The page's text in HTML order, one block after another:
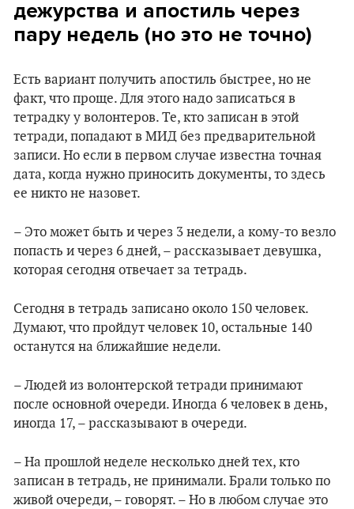
дежурства и апостиль через
пару недель (но это не точно)
Есть вариант получить апостиль быстрее, но не
факт, что проще. Для этого надо записаться в
тетрадку у волонтеров. Те, кто записан в этой
тетради, попадают в МИД без предварительной
записи. Но если в первом случае известна точная
дата, когда нужно приносить документы, то здесь
ее никто не назовет.
– Это может быть и через 3 недели, а кому-то везло
попасть и через 6 дней, – рассказывает девушка,
которая сегодня отвечает за тетрадь.
Сегодня в тетрадь записано около 150 человек.
Думают, что пройдут человек 10, остальные 140
останутся на ближайшие недели.
– Людей из волонтерской тетради принимают
после основной очереди. Иногда 6 человек в день,
иногда 17, – рассказывают в очереди.
– На прошлой неделе несколько дней тех, кто
записан в тетрадь, не принимали. Брали только по
живой очереди, – говорят. – Но в любом случае это